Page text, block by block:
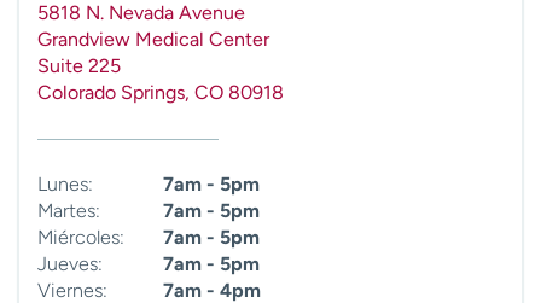
5818 N. Nevada Avenue
Grandview Medical Center
Suite 225
Colorado Springs, CO 80918
Lunes:
7am - 5pm
Martes:
7am - 5pm
Miércoles:
7am - 5pm
Jueves:
7am - 5pm
Viernes:
7am - 4pm